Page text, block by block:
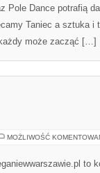
Pole Dance potrafią
Taniec a sztuka i
może zacząć […]
MOŻLIWOŚĆ
to